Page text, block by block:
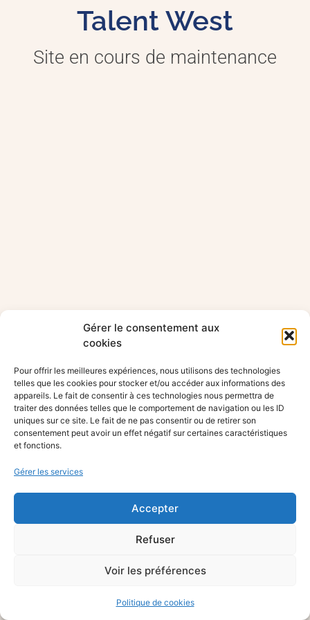
Gérer le consentement aux
cookies
Pour offrir les meilleures expériences, nous utilisons des technologies
telles que les cookies pour stocker et/ou accéder aux informations des
appareils. Le fait de consentir à ces technologies nous permettra de
traiter des données telles que le comportement de navigation ou les ID
uniques sur ce site. Le fait de ne pas consentir ou de retirer son
consentement peut avoir un effet négatif sur certaines caractéristiques
et fonctions.
Gérer les services
Accepter
Refuser
Voir les préférences
Politique de cookies
Talent West
Site en cours de maintenance